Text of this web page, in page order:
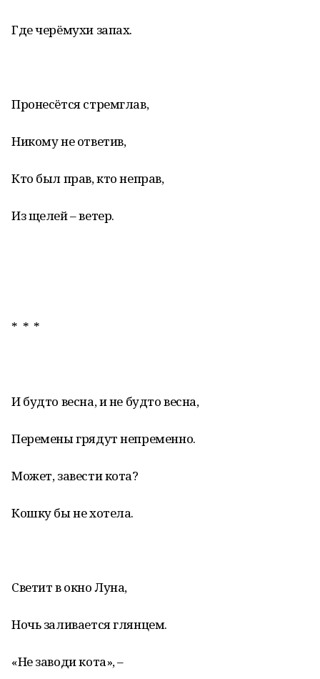
Где черёмухи запах.
Пронесётся стремглав,
Никому не ответив,
Кто был прав, кто неправ,
Из щелей – ветер.
* * *
И будто весна, и не будто весна,
Перемены грядут непременно.
Может, завести кота?
Кошку бы не хотела.
Светит в окно Луна,
Ночь заливается глянцем.
«Не заводи кота», –